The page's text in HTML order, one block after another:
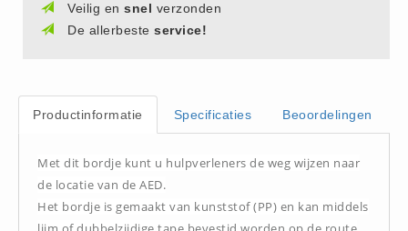
AED apparaten (11)
AED elektroden (18)
AED trainers (14)
BHV Kasten
Veilig en snel verzonden
De allerbeste service!
Productinformatie Specificaties Beoordelingen
Met dit bordje kunt u hulpverleners de weg wijzen naar
de locatie van de AED.
Het bordje is gemaakt van kunststof (PP) en kan middels